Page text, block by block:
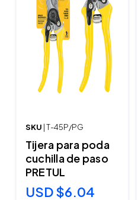
SKU | T-45P/PG
Tijera para poda
cuchilla de paso
PRETUL
USD $6.04